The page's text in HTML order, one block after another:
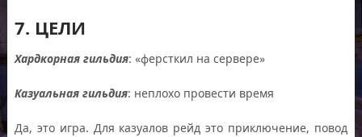
7. ЦЕЛИ
Хардкорная гильдия: «ферсткил на сервере»
Казуальная гильдия: неплохо провести время
Да, это игра. Для казуалов рейд это приключение, повод